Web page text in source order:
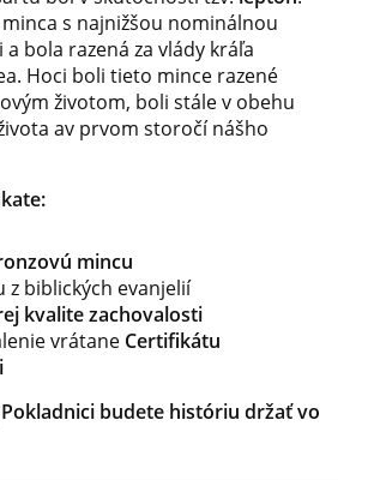
s najnižšou nominálnou
bola razená za vlády kráľa
Hoci boli tieto mince razené
životom, boli stále v obehu
av prvom storočí nášho
mincu
z biblických evanjelií
kvalite zachovalosti
vrátane Certifikátu
budete históriu držať vo